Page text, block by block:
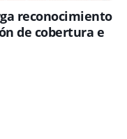
reconocimiento
de cobertura e